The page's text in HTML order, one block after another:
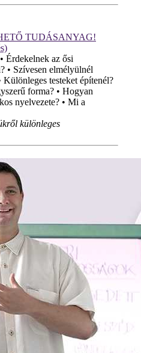
TUDÁSANYAG!
Érdekelnek az ősi
• Szívesen elmélyülnél
Különleges testeket építenél?
forma? • Hogyan
nyelvezete? • Mi a
különleges